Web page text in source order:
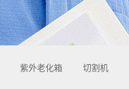
紫外老化箱 切割机